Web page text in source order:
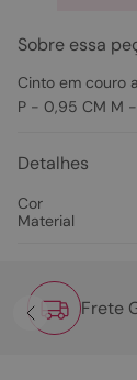
Sobre essa
Cinto em couro
P - 0,95 CM M -
Detalhes
Cor
Material
Frete